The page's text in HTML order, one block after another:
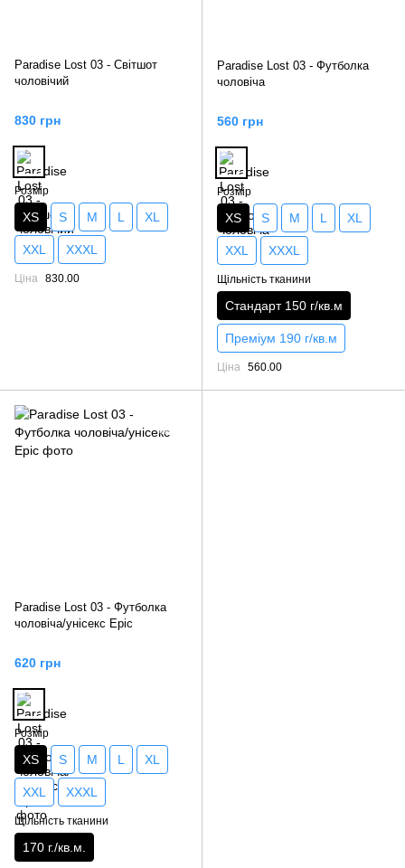
Paradise Lost 03 - Світшот
чоловічий
830 грн
Розмір
XS S M L XL
XXL XXXL
Ціна 830.00
Paradise Lost 03 - Футболка
чоловіча
560 грн
Розмір
XS S M L XL
XXL XXXL
Щільність тканини
Стандарт 150 г/кв.м
Преміум 190 г/кв.м
Ціна 560.00
Paradise Lost 03 - Футболка
чоловіча/унісекс Epic
620 грн
Розмір
XS S M L XL
XXL XXXL
Щільність тканини
170 г./кв.м.